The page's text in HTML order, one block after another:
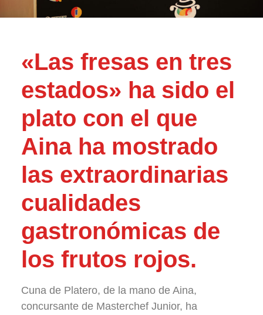
«Las fresas en tres
estados» ha sido el
plato con el que
Aina ha mostrado
las extraordinarias
cualidades
gastronómicas de
los frutos rojos.
Cuna de Platero, de la mano de Aina,
concursante de Masterchef Junior, ha